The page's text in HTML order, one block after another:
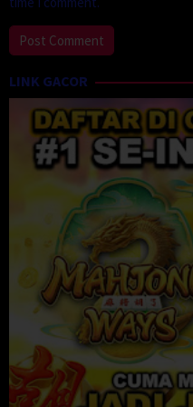
LINK GACOR